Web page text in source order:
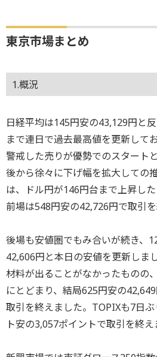
東京市場まとめ
1.概況
日経平均は145円安の43,129円と
まで連日で過去最高値を更新して
警戒した売りが優勢でのスタート
後から徐々に下げ幅を拡大しての
は、ドル円が146円台まで上昇し
前場は548円安の42,726円で取引を
後場も安値圏でもみ合いが続き、
42,606円と本日の安値を更新しま
材料が出ることがなかったものの
にとどまり、結局625円安の
取引を終えました。TOPIXも7日
ト安の3,057ポイントで取引を終え